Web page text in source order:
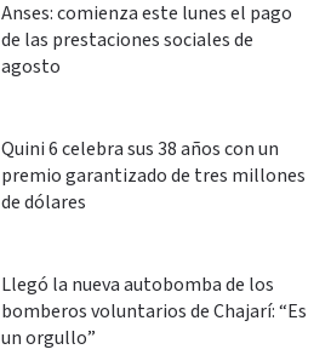
Anses: comienza este lunes el pago
de las prestaciones sociales de
agosto
Quini 6 celebra sus 38 años con un
premio garantizado de tres millones
de dólares
Llegó la nueva autobomba de los
bomberos voluntarios de Chajarí: “Es
un orgullo”